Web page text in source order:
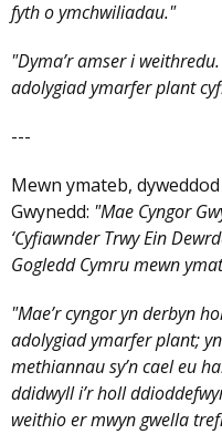
fyth o ymchwiliadau."
"Dyma’r amser i
adolygiad ymarfer plant
---
Mewn ymateb,
Gwynedd: "Mae Cyngor
‘Cyfiawnder Trwy Ein
Gogledd Cymru mewn
"Mae’r cyngor yn derbyn
adolygiad ymarfer plant;
methiannau sy’n cael eu
ddidwyll i’r holl
weithio er mwyn gwella